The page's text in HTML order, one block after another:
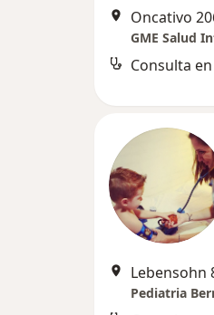
Oncativo
GME Salud
Consulta
Lebensohn
Pediatria